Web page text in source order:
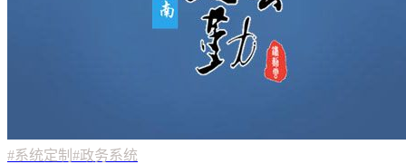
#系统定制 #政务系统